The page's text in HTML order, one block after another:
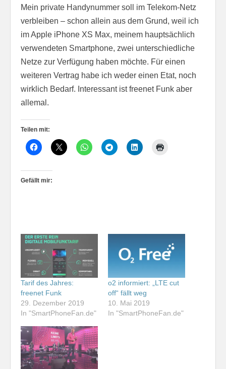
Mein private Handynummer soll im Telekom-Netz
verbleiben – schon allein aus dem Grund, weil ich
im Apple iPhone XS Max, meinem hauptsächlich
verwendeten Smartphone, zwei unterschiedliche
Netze zur Verfügung haben möchte. Für einen
weiteren Vertrag habe ich weder einen Etat, noch
wirklich Bedarf. Interessant ist freenet Funk aber
allemal.
Teilen mit:
Gefällt mir:
Tarif des Jahres:
freenet Funk
29. Dezember 2019
In "SmartPhoneFan.de"
o2 informiert: „LTE cut
off“ fällt weg
10. Mai 2019
In "SmartPhoneFan.de"